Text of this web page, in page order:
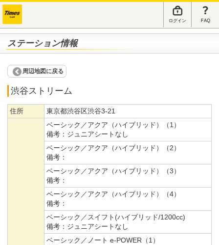
ログイン FAQ
ステーション情報
周辺地図に戻る
渋谷ストリーム
住所 東京都渋谷区渋谷3-21
ベーシック／アクア（ハイブリッド）（1）
備考： ジュニアシートなし
ベーシック／アクア（ハイブリッド）（2）
備考：
ベーシック／アクア（ハイブリッド）（3）
備考：
ベーシック／アクア（ハイブリッド）（4）
備考：
ベーシック／スイフト(ハイブリッド/1200cc)
備考： ジュニアシートなし
ベーシック／ノート e-POWER（1）